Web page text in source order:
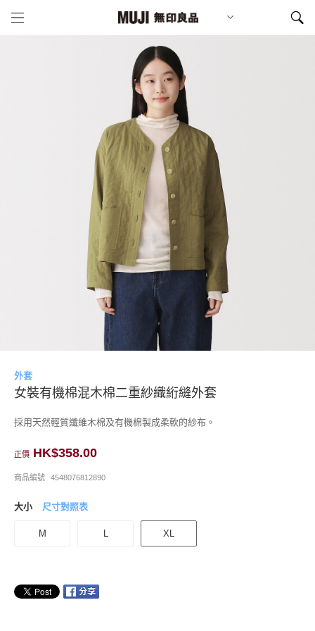
外套
女裝有機棉混木棉二重紗織絎縫外套
採用天然輕質纖維木棉及有機棉製成柔軟的紗布。
正價 HK$358.00
商品編號 4548076812890
大小 尺寸對照表
M L XL